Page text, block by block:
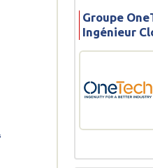
Groupe
Ingénieur